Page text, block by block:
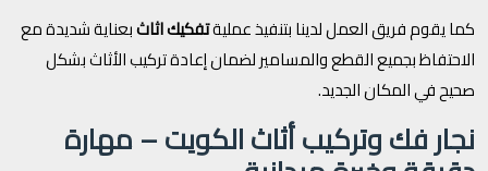
كما يقوم فريق العمل لدينا بتنفيذ عمليةتفكيك اثاثبعناية شديدة مع
الاحتفاظ بجميع القطع والمسامير لضمان إعادة تركيب الأثاث بشكل
صحيح في المكان الجديد.
نجار فك وتركيب أثاث الكويت – مهارة